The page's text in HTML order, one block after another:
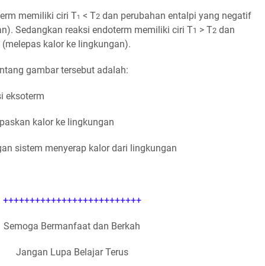
memiliki ciri T1 < T2 dan perubahan entalpi yang negatif
Sedangkan reaksi endoterm memiliki ciri T1 > T2 dan
kalor ke lingkungan).
gambar tersebut adalah:
eksoterm
kalor ke lingkungan
sistem menyerap kalor dari lingkungan
++++++++++++++++++++++++++
Semoga Bermanfaat dan Berkah
Jangan Lupa Belajar Terus